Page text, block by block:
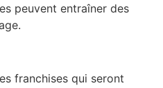
peuvent entraîner des
franchises qui seront